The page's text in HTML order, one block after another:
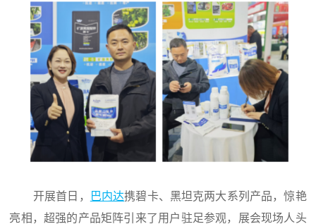
开展首日， 巴内达携碧卡、黑坦克两大系列产品，惊艳
亮相，超强的产品矩阵引来了用户驻足参观，展会现场人头